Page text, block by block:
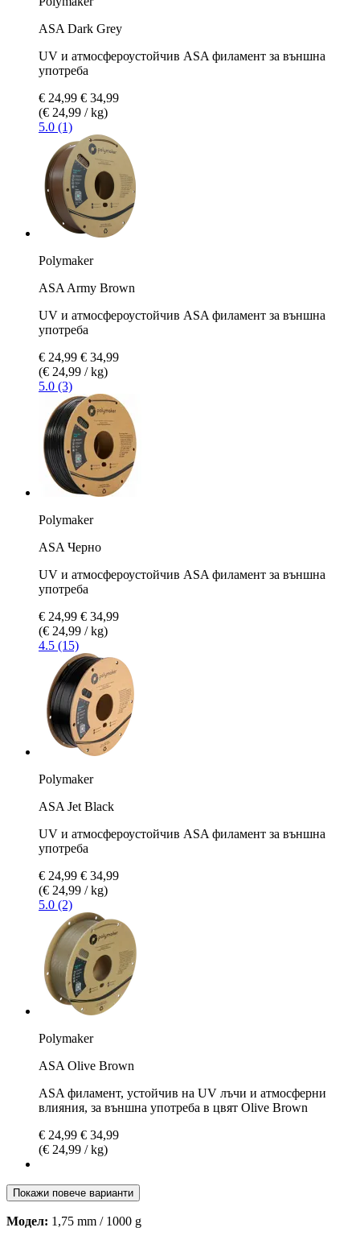
ASA Dark Grey
UV и атмосфероустойчив ASA филамент за външна
употреба
€ 24,99 € 34,99
(€ 24,99 / kg)
5.0 (1)
Polymaker
ASA Army Brown
UV и атмосфероустойчив ASA филамент за външна
употреба
€ 24,99 € 34,99
(€ 24,99 / kg)
5.0 (3)
Polymaker
ASA Черно
UV и атмосфероустойчив ASA филамент за външна
употреба
€ 24,99 € 34,99
(€ 24,99 / kg)
4.5 (15)
Polymaker
ASA Jet Black
UV и атмосфероустойчив ASA филамент за външна
употреба
€ 24,99 € 34,99
(€ 24,99 / kg)
5.0 (2)
Polymaker
ASA Olive Brown
ASA филамент, устойчив на UV лъчи и атмосферни
влияния, за външна употреба в цвят Olive Brown
€ 24,99 € 34,99
(€ 24,99 / kg)
Покажи повече варианти
Модел: 1,75 mm / 1000 g